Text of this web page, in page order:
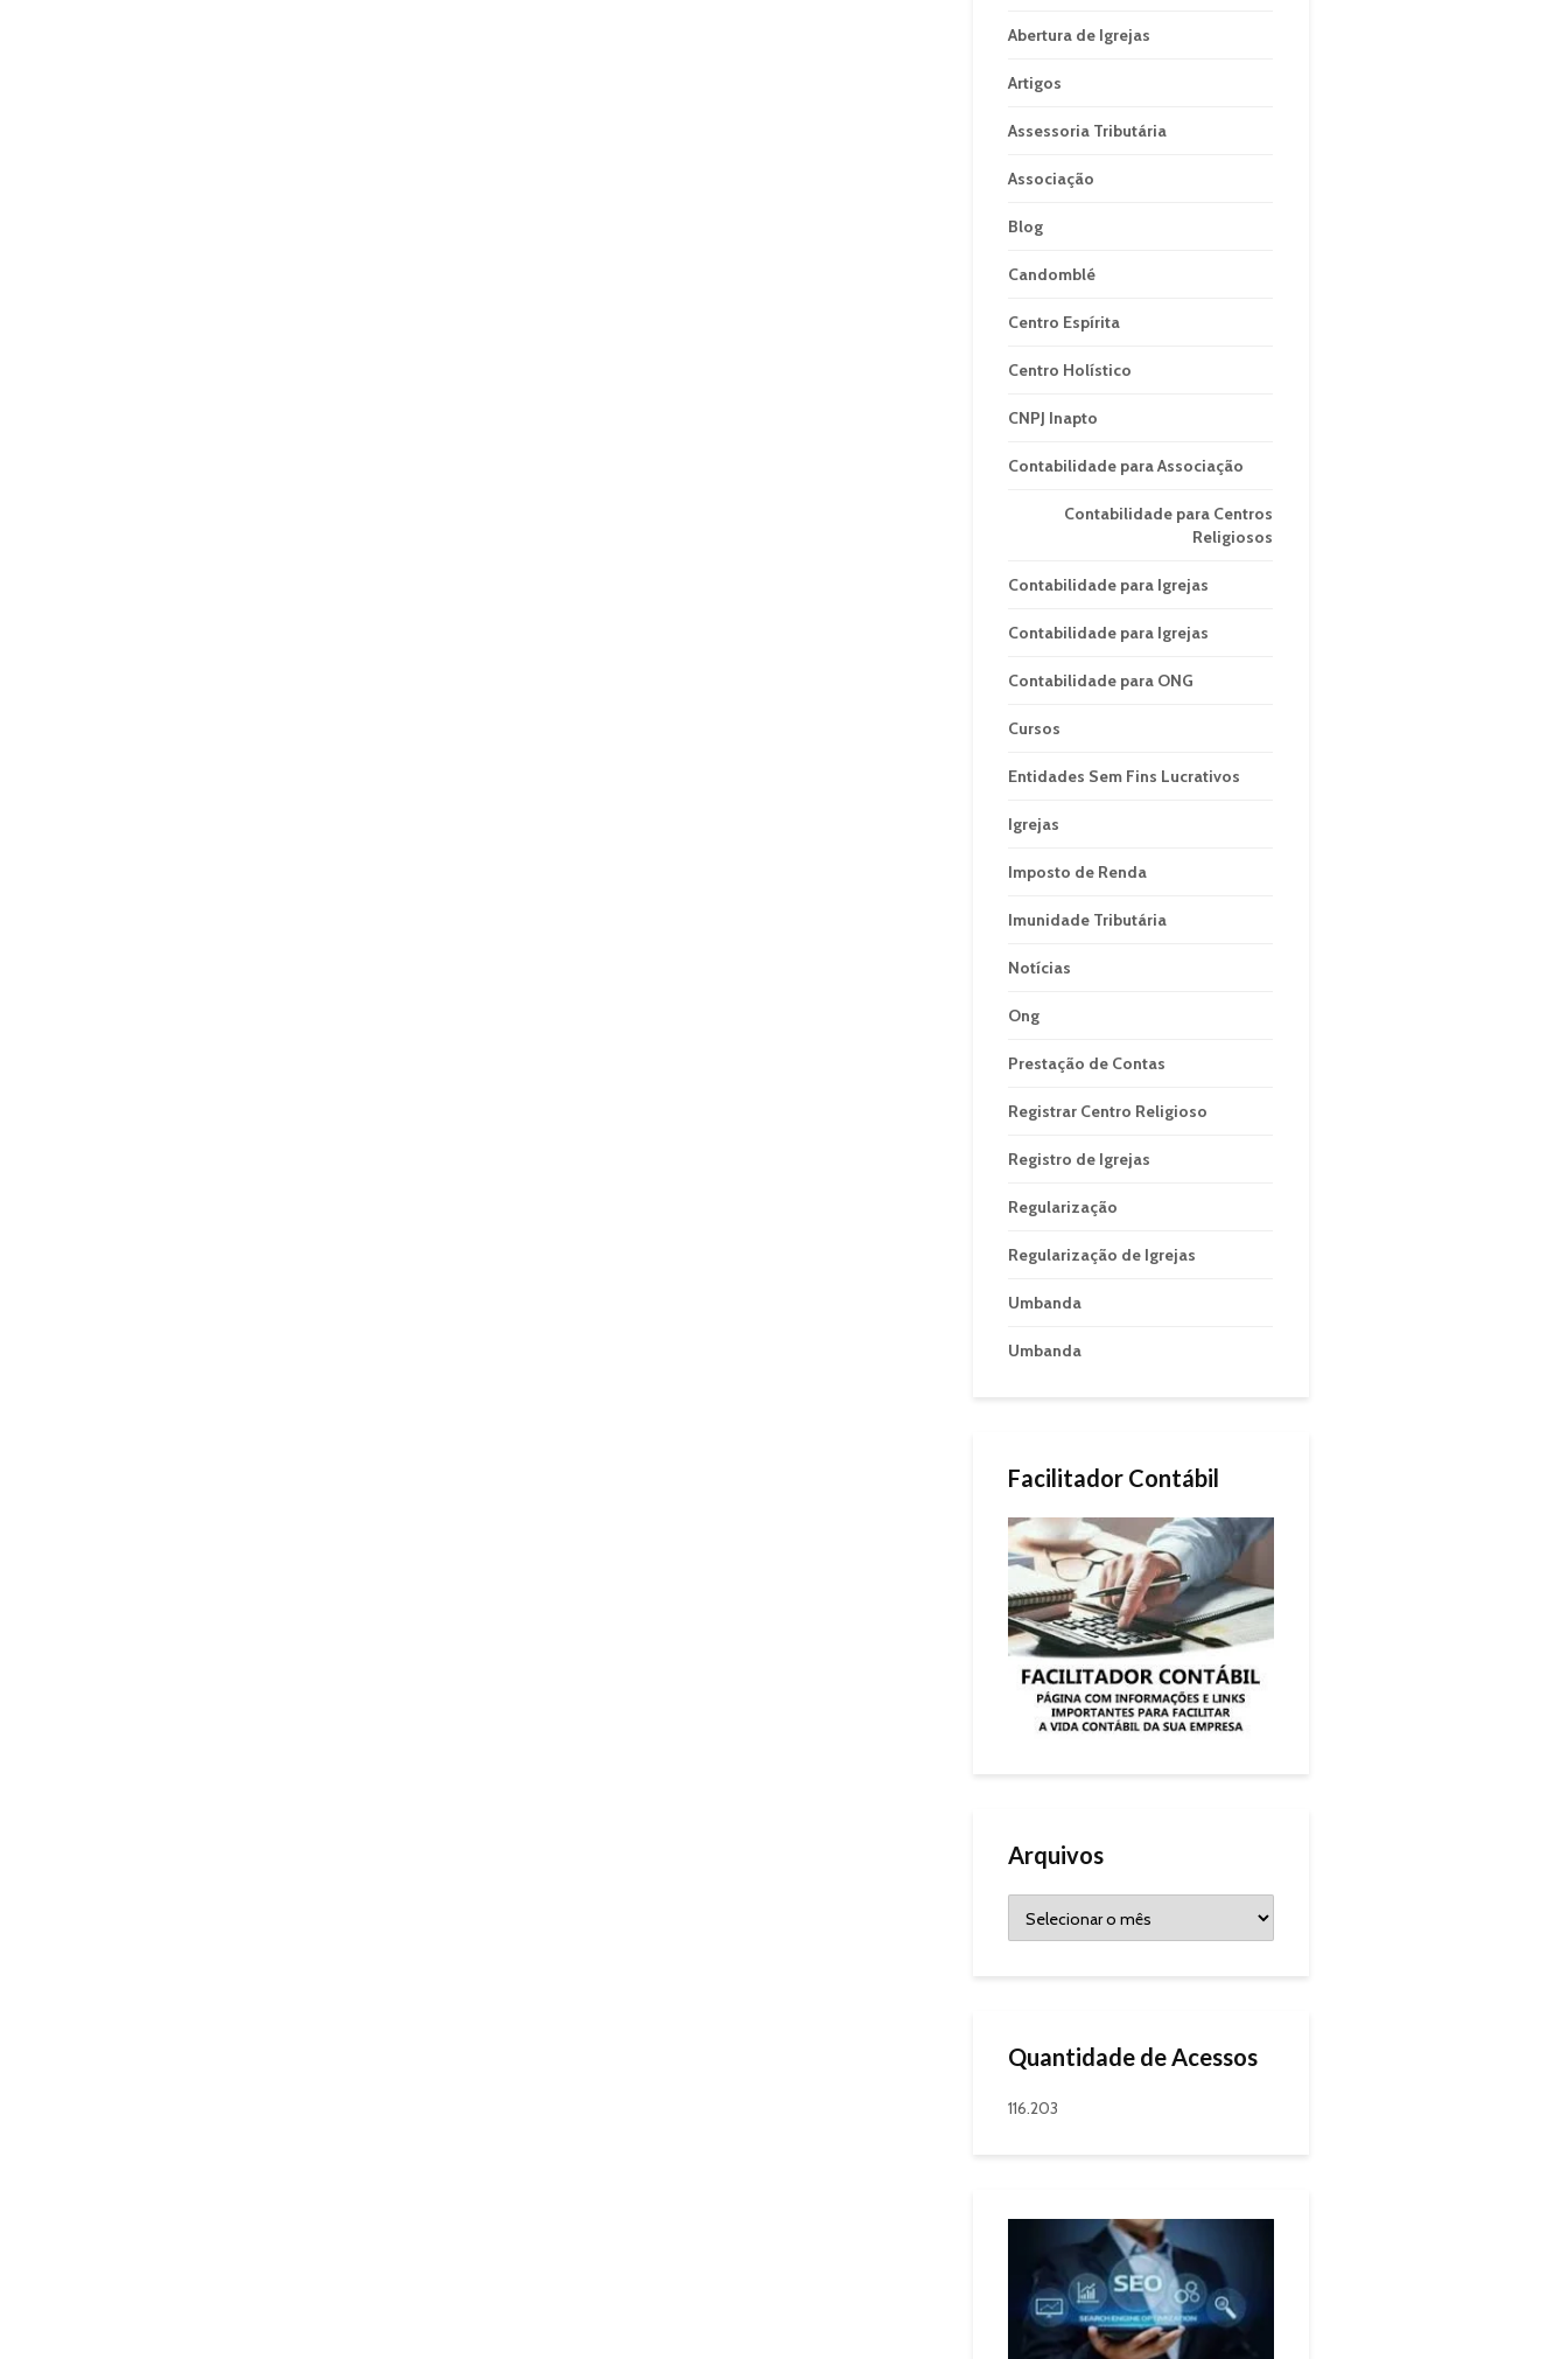
Abertura de Igrejas
Artigos
Assessoria Tributária
Associação
Blog
Candomblé
Centro Espírita
Centro Holístico
CNPJ Inapto
Contabilidade para Associação
Contabilidade para Centros
Religiosos
Contabilidade para Igrejas
Contabilidade para Igrejas
Contabilidade para ONG
Cursos
Entidades Sem Fins Lucrativos
Igrejas
Imposto de Renda
Imunidade Tributária
Notícias
Ong
Prestação de Contas
Registrar Centro Religioso
Registro de Igrejas
Regularização
Regularização de Igrejas
Umbanda
Umbanda
Facilitador Contábil
Arquivos
Quantidade de Acessos
116.203